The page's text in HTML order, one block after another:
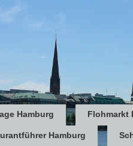
Hamburg Flohmarkt
Hamburg